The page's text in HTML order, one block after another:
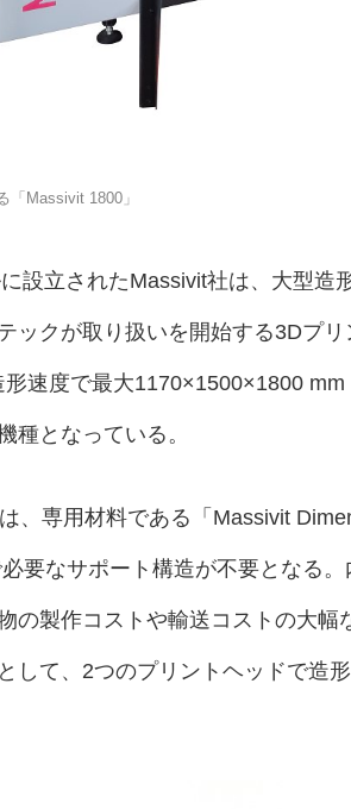
「Massivit 1800」
設立されたMassivit社は、大型造
ックが取り扱いを開始する3Dプ
速度で最大1170×1500×1800
種となっている。
、専用材料である「Massivit
要なサポート構造が不要となる
の製作コストや輸送コストの大幅
して、2つのプリントヘッドで造